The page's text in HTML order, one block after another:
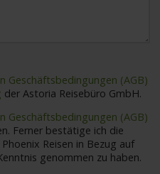
Geschäftsbedingungen (AGB)
der Astoria Reisebüro GmbH.
Geschäftsbedingungen (AGB)
Reisen in Bezug auf
genommen zu haben.